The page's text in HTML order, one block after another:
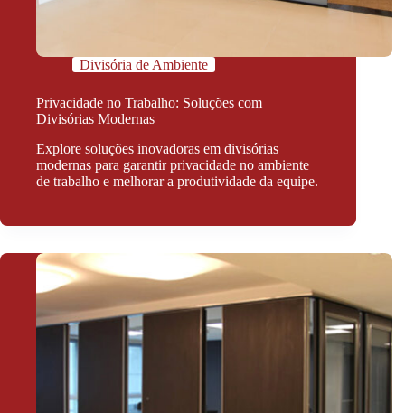
Divisória de Ambiente
Privacidade no Trabalho: Soluções com
Divisórias Modernas
Explore soluções inovadoras em divisórias
modernas para garantir privacidade no ambiente
de trabalho e melhorar a produtividade da equipe.